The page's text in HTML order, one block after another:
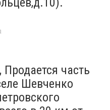
Продается часть
Шевченко